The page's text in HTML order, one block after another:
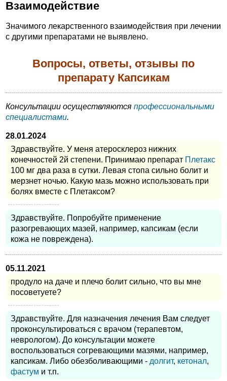
Взаимодействие
Значимого лекарственного взаимодействия при лечении
с другими препаратами не выявлено.
Вопросы, ответы, отзывы по
препарату Капсикам
Консультации осуществляются профессиональными
специалистами.
28.01.2024
Здравствуйте. У меня атеросклероз нижних
конечностей 2й степени. Принимаю препарат Плетакс
100 мг два раза в сутки. Левая стопа сильно болит и
мерзнет ночью. Какую мазь можно использовать при
болях вместе с Плетаксом?
Здравствуйте. Попробуйте применение
разогревающих мазей, например, капсикам (если
кожа не повреждена).
05.11.2021
продуло на даче и плечо болит сильно, что вы мне
посоветуете?
Здравствуйте. Для назначения лечения Вам следует
проконсультироваться с врачом (терапевтом,
неврологом). До консультации можете
воспользоваться согревающими мазями, например,
капсикам. Либо обезболивающими - долгит, кетонал,
фастум и т.п.